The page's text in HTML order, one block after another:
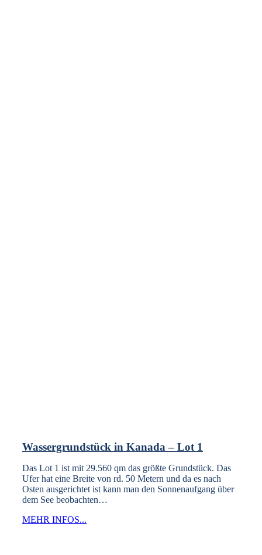
Wassergrundstück in Kanada – Lot 1
Das Lot 1 ist mit 29.560 qm das größte Grundstück. Das
Ufer hat eine Breite von rd. 50 Metern und da es nach
Osten ausgerichtet ist kann man den Sonnenaufgang über
dem See beobachten…
MEHR INFOS...